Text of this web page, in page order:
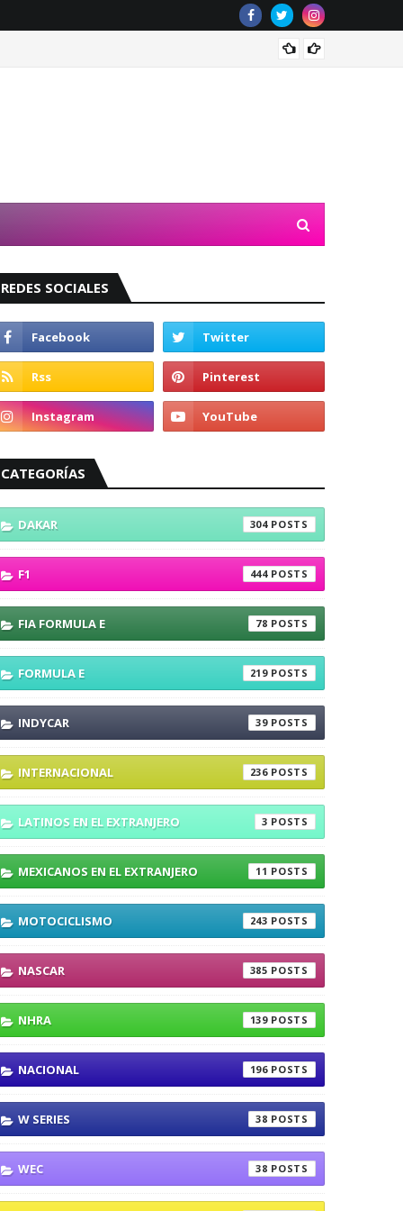
REDES SOCIALES
CATEGORÍAS
DAKAR 304
F1 444
FIA FORMULA E 78
FORMULA E 219
INDYCAR 39
INTERNACIONAL 236
LATINOS EN EL EXTRANJERO 3
MEXICANOS EN EL EXTRANJERO 11
MOTOCICLISMO 243
NASCAR 385
NHRA 139
NACIONAL 196
W SERIES 38
WEC 38